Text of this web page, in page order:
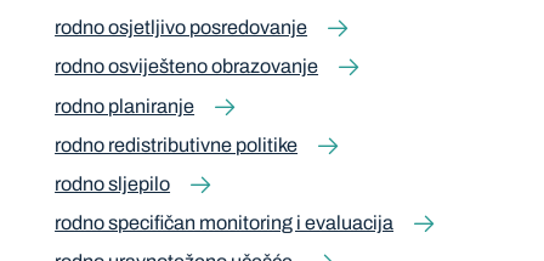
rodno osjetljivo posredovanje
rodno osviješteno obrazovanje
rodno planiranje
rodno redistributivne politike
rodno sljepilo
rodno specifičan monitoring i evaluacija